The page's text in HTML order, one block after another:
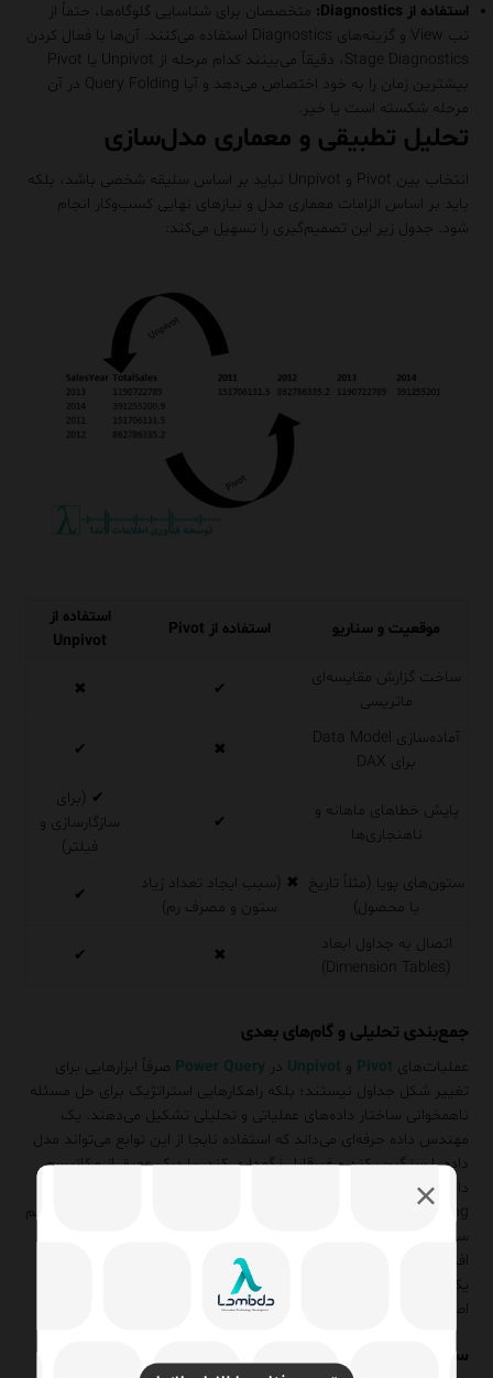
استفاده از Diagnostics:
متخصصان برای شناسایی گلوگاه‌ها، حتماً از
تب View و گزینه‌های Diagnostics استفاده می‌کنند. آن‌ها با فعال کردن
Stage Diagnostics، دقیقاً می‌بینند کدام مرحله از Unpivot یا Pivot
بیشترین زمان را به خود اختصاص می‌دهد و آیا Query Folding در آن
مرحله شکسته است یا خیر.
تحلیل تطبیقی و معماری مدل‌سازی
انتخاب بین Pivot و Unpivot نباید بر اساس سلیقه شخصی باشد، بلکه
باید بر اساس الزامات معماری مدل و نیازهای نهایی کسب‌وکار انجام
شود. جدول زیر این تصمیم‌گیری را تسهیل می‌کند:
موقعیت و سناریو استفاده از Pivot
استفاده از
Unpivot
ساخت گزارش مقایسه‌ای
ماتریسی
✔
✖
آماده‌سازی Data Model
برای DAX
✖
✔
پایش خطاهای ماهانه و
ناهنجاری‌ها
✔
✔ (برای
سازگارسازی و
فیلتر)
ستون‌های پویا (مثلاً تاریخ
یا محصول)
✖ (سبب ایجاد تعداد زیاد
ستون و مصرف رم)
✔
اتصال به جداول ابعاد
(Dimension Tables)
✖
✔
جمع‌بندی تحلیلی و گام‌های بعدی
عملیات‌های Pivot و Unpivot در Power Query صرفاً ابزارهایی برای
تغییر شکل جداول نیستند؛ بلکه راهکارهایی استراتژیک برای حل مسئله
ناهمخوانی ساختار داده‌های عملیاتی و تحلیلی تشکیل می‌دهند. یک
مهندس داده حرفه‌ای می‌داند که استفاده نابجا از این توابع می‌تواند مدل
داده را سنگین، کند و غیرقابل نگهداری کند. با درک عمیق از مکانیسم
Folding، شما می‌توانید معماری ETL خود را به گونه‌ای طراحی کنید که هم
سرعت بارگذاری را تضمین کند و هم خوانایی گزارش‌ها را برای ذینفعان
افزایش دهد. بهینه‌سازی این فرآیندها، مرز بین یک داشبورد معمولی و
یک راهکار هوش تجاری سازمانی است. برای مطالعه بیشتر در زمینه
اصول بهینه‌سازی، می‌توانید به مقالهبهینه‌سازی
سوالات متداول تخصصی (FAQ)